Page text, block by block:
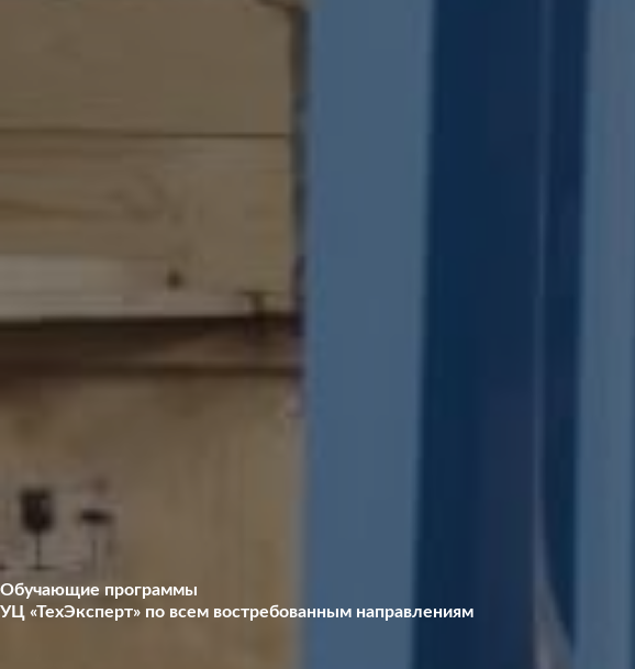
Обучающие программы
УЦ «ТехЭксперт» по всем востребованным направлениям